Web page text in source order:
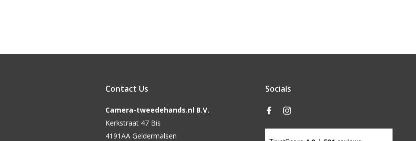
Contact Us
Camera-tweedehands.nl B.V.
Kerkstraat 47 Bis
4191AA Geldermalsen
Socials